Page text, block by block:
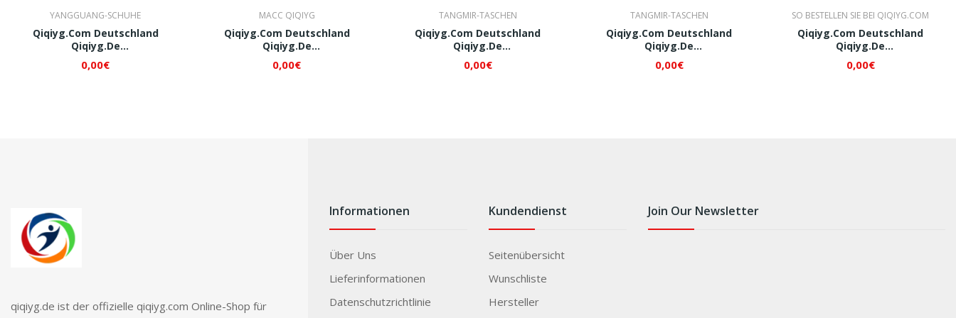
YANGGUANG-SCHUHE
Qiqiyg.com Deutschland
Qiqiyg.de
Whatsapp+8618120605182 QI223
0,00€
MACC QIQIYG
Qiqiyg.com Deutschland
Qiqiyg.de
Whatsapp+8618120605182 QI224
0,00€
TANGMIR-TASCHEN
Qiqiyg.com Deutschland
Qiqiyg.de
Whatsapp+8618120605182 QI225
0,00€
TANGMIR-TASCHEN
Qiqiyg.com Deutschland
Qiqiyg.de
Whatsapp+8618120605182 QI226
0,00€
SO BESTELLEN SIE BEI QIQIYG.COM
Qiqiyg.com Deutschland
Qiqiyg.de
Whatsapp+8618120605182 QI227
0,00€
qiqiyg.de ist der offizielle qiqiyg.com Online-Shop für
Informationen
Über Uns
Lieferinformationen
Datenschutzrichtlinie
Kundendienst
Seitenübersicht
Wunschliste
Hersteller
Join Our Newsletter